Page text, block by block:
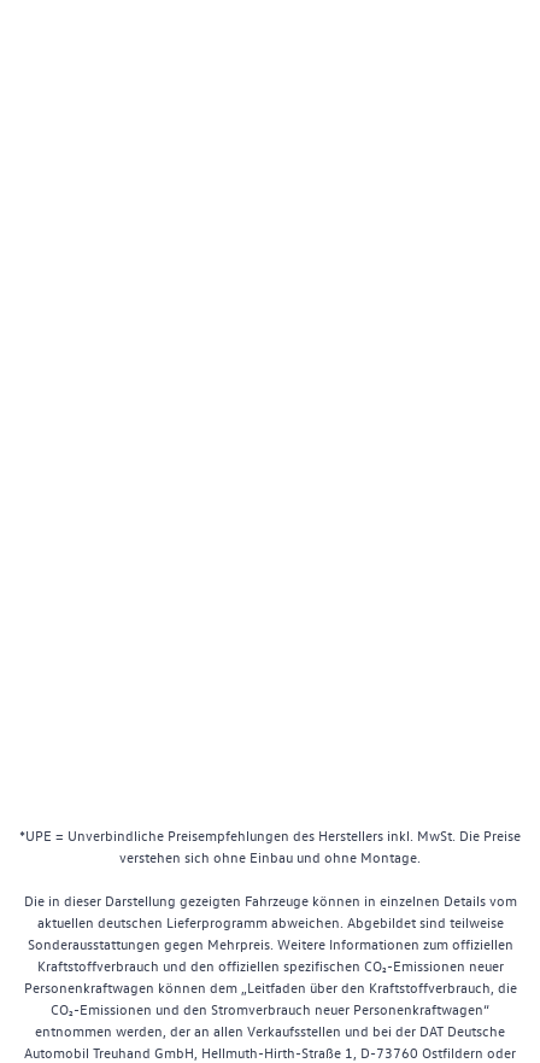
*UPE = Unverbindliche Preisempfehlungen des Herstellers inkl. MwSt. Die Preise
verstehen sich ohne Einbau und ohne Montage.
Die in dieser Darstellung gezeigten Fahrzeuge können in einzelnen Details vom
aktuellen deutschen Lieferprogramm abweichen. Abgebildet sind teilweise
Sonderausstattungen gegen Mehrpreis. Weitere Informationen zum offiziellen
Kraftstoffverbrauch und den offiziellen spezifischen CO₂-Emissionen neuer
Personenkraftwagen können dem „Leitfaden über den Kraftstoffverbrauch, die
CO₂-Emissionen und den Stromverbrauch neuer Personenkraftwagen“
entnommen werden, der an allen Verkaufsstellen und bei der DAT Deutsche
Automobil Treuhand GmbH, Hellmuth-Hirth-Straße 1, D-73760 Ostfildern oder